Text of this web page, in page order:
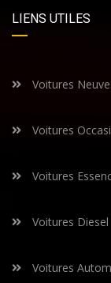
LIENS UTILES
Voitures
Voitures
Voitures
Voitures Diesel
Voitures